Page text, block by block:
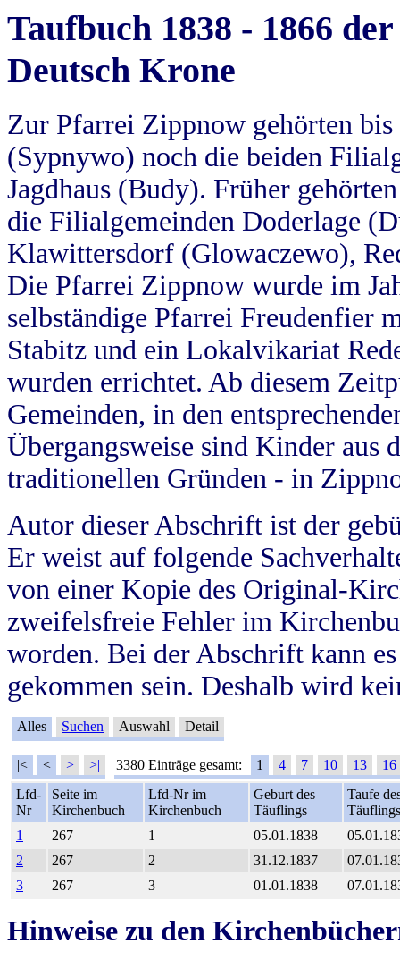
Taufbuch 1838 - 1866
Deutsch Krone
Zur Pfarrei Zippnow gehörten
(Sypnywo) noch die beiden
Jagdhaus (Budy). Früher
die Filialgemeinden Doderlage
Klawittersdorf (Glowaczewo),
Die Pfarrei Zippnow wurde im
selbständige Pfarrei Freudenfier
Stabitz und ein Lokalvikariat
wurden errichtet. Ab diesem
Gemeinden, in den
Übergangsweise sind Kinder aus
traditionellen Gründen - in
Autor dieser Abschrift ist der
Er weist auf folgende
von einer Kopie des Original-
zweifelsfreie Fehler im
worden. Bei der Abschrift kann
gekommen sein. Deshalb wird
Alles Suchen Auswahl Detail
|< < > >| 3380 Einträge gesamt: 1 4 7 10 13
16
Lfd-
Nr
Seite im
Kirchenbuch
Lfd-Nr im
Kirchenbuch
Geburt des
Täuflings
Taufe
Täuflings
1
267 1 05.01.1838
2
267 2 31.12.1837
3
267 3 01.01.1838
Hinweise zu den